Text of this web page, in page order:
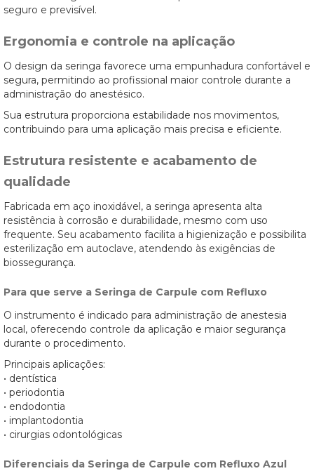
seguro e previsível.
Ergonomia e controle na aplicação
O design da seringa favorece uma empunhadura confortável e
segura, permitindo ao profissional maior controle durante a
administração do anestésico.
Sua estrutura proporciona estabilidade nos movimentos,
contribuindo para uma aplicação mais precisa e eficiente.
Estrutura resistente e acabamento de
qualidade
Fabricada em aço inoxidável, a seringa apresenta alta
resistência à corrosão e durabilidade, mesmo com uso
frequente. Seu acabamento facilita a higienização e possibilita
esterilização em autoclave, atendendo às exigências de
biossegurança.
Para que serve a Seringa de Carpule com Refluxo
O instrumento é indicado para administração de anestesia
local, oferecendo controle da aplicação e maior segurança
durante o procedimento.
Principais aplicações:
• dentística
• periodontia
• endodontia
• implantodontia
• cirurgias odontológicas
Diferenciais da Seringa de Carpule com Refluxo Azul